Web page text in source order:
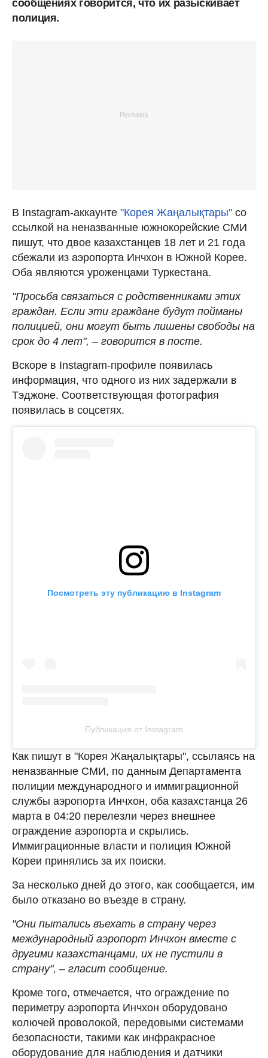
сообщениях говорится, что их разыскивает
полиция.
В Instagram-аккаунте "Корея Жаңалықтары" со
ссылкой на неназванные южнокорейские СМИ
пишут, что двое казахстанцев 18 лет и 21 года
сбежали из аэропорта Инчхон в Южной Корее.
Оба являются уроженцами Туркестана.
"Просьба связаться с родственниками этих
граждан. Если эти граждане будут пойманы
полицией, они могут быть лишены свободы на
срок до 4 лет", – говорится в посте.
Вскоре в Instagram-профиле появилась
информация, что одного из них задержали в
Тэджоне. Соответствующая фотография
появилась в соцсетях.
Посмотреть эту публикацию в Instagram
Публикация от Instagram
Как пишут в "Корея Жаңалықтары", ссылаясь на
неназванные СМИ, по данным Департамента
полиции международного и иммиграционной
службы аэропорта Инчхон, оба казахстанца 26
марта в 04:20 перелезли через внешнее
ограждение аэропорта и скрылись.
Иммиграционные власти и полиция Южной
Кореи принялись за их поиски.
За несколько дней до этого, как сообщается, им
было отказано во въезде в страну.
"Они пытались въехать в страну через
международный аэропорт Инчхон вместе с
другими казахстанцами, их не пустили в
страну", – гласит сообщение.
Кроме того, отмечается, что ограждение по
периметру аэропорта Инчхон оборудовано
колючей проволокой, передовыми системами
безопасности, такими как инфракрасное
оборудование для наблюдения и датчики